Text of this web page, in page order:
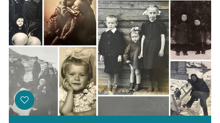
Veikals
Kontakti